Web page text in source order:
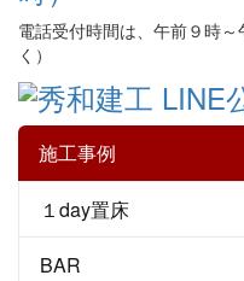
電話受付時間は、午前９時
く）
施工事例
１day置床
BAR